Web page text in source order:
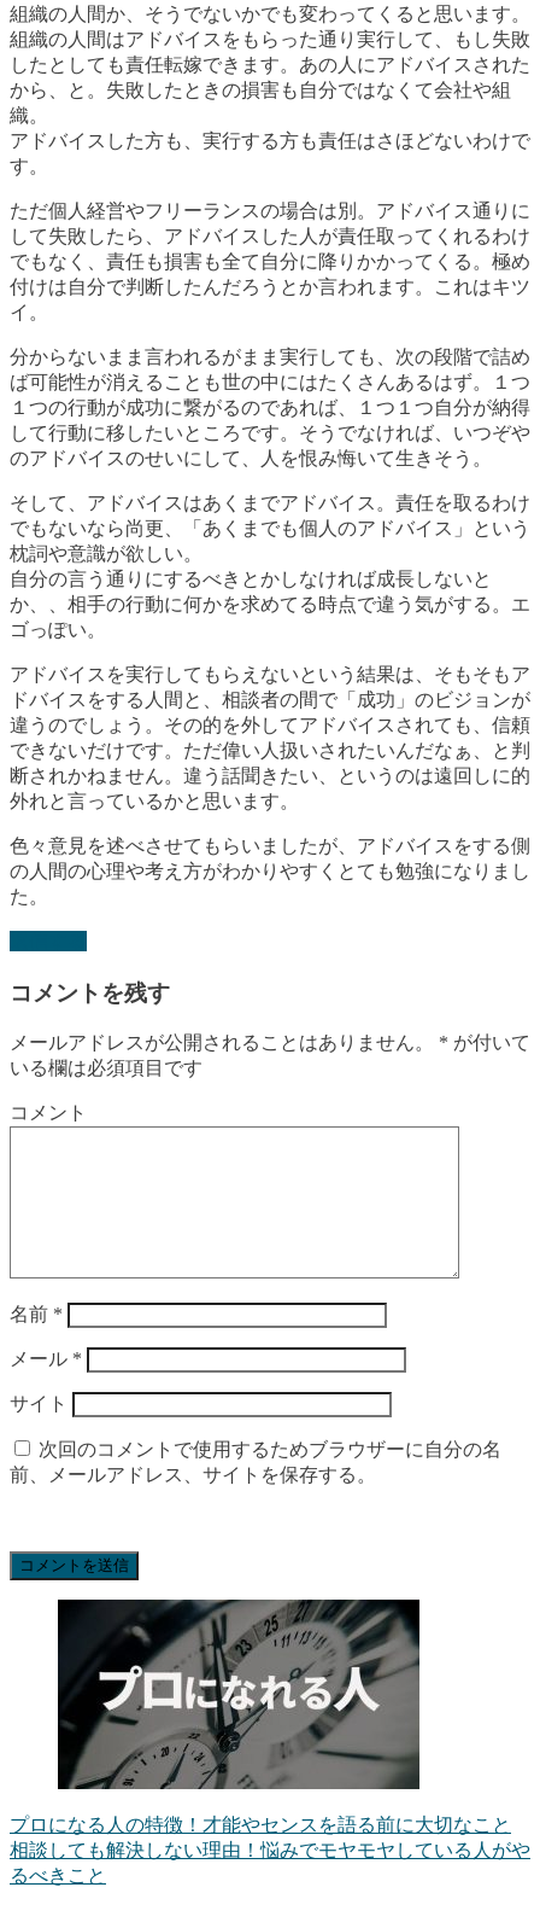
組織の人間か、そうでないかでも変わってくると思います。
組織の人間はアドバイスをもらった通り実行して、もし失敗
したとしても責任転嫁できます。あの人にアドバイスされた
から、と。失敗したときの損害も自分ではなくて会社や組
織。
アドバイスした方も、実行する方も責任はさほどないわけで
す。
ただ個人経営やフリーランスの場合は別。アドバイス通りに
して失敗したら、アドバイスした人が責任取ってくれるわけ
でもなく、責任も損害も全て自分に降りかかってくる。極め
付けは自分で判断したんだろうとか言われます。これはキツ
イ。
分からないまま言われるがまま実行しても、次の段階で詰め
ば可能性が消えることも世の中にはたくさんあるはず。１つ
１つの行動が成功に繋がるのであれば、１つ１つ自分が納得
して行動に移したいところです。そうでなければ、いつぞや
のアドバイスのせいにして、人を恨み悔いて生きそう。
そして、アドバイスはあくまでアドバイス。責任を取るわけ
でもないなら尚更、「あくまでも個人のアドバイス」という
枕詞や意識が欲しい。
自分の言う通りにするべきとかしなければ成長しないと
か、、相手の行動に何かを求めてる時点で違う気がする。エ
ゴっぽい。
アドバイスを実行してもらえないという結果は、そもそもア
ドバイスをする人間と、相談者の間で「成功」のビジョンが
違うのでしょう。その的を外してアドバイスされても、信頼
できないだけです。ただ偉い人扱いされたいんだなぁ、と判
断されかねません。違う話聞きたい、というのは遠回しに的
外れと言っているかと思います。
色々意見を述べさせてもらいましたが、アドバイスをする側
の人間の心理や考え方がわかりやすくとても勉強になりまし
た。
コメントを残す
メールアドレスが公開されることはありません。 * が付いて
いる欄は必須項目です
コメント
名前 *
メール *
サイト
次回のコメントで使用するためブラウザーに自分の名
前、メールアドレス、サイトを保存する。
プロになる人の特徴！才能やセンスを語る前に大切なこと
相談しても解決しない理由！悩みでモヤモヤしている人がや
るべきこと